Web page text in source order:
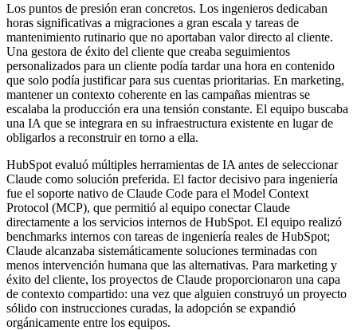
Los puntos de presión eran concretos. Los ingenieros dedicaban
horas significativas a migraciones a gran escala y tareas de
mantenimiento rutinario que no aportaban valor directo al cliente.
Una gestora de éxito del cliente que creaba seguimientos
personalizados para un cliente podía tardar una hora en contenido
que solo podía justificar para sus cuentas prioritarias. En marketing,
mantener un contexto coherente en las campañas mientras se
escalaba la producción era una tensión constante. El equipo buscaba
una IA que se integrara en su infraestructura existente en lugar de
obligarlos a reconstruir en torno a ella.
HubSpot evaluó múltiples herramientas de IA antes de seleccionar
Claude como solución preferida. El factor decisivo para ingeniería
fue el soporte nativo de Claude Code para el Model Context
Protocol (MCP), que permitió al equipo conectar Claude
directamente a los servicios internos de HubSpot. El equipo realizó
benchmarks internos con tareas de ingeniería reales de HubSpot;
Claude alcanzaba sistemáticamente soluciones terminadas con
menos intervención humana que las alternativas. Para marketing y
éxito del cliente, los proyectos de Claude proporcionaron una capa
de contexto compartido: una vez que alguien construyó un proyecto
sólido con instrucciones curadas, la adopción se expandió
orgánicamente entre los equipos.